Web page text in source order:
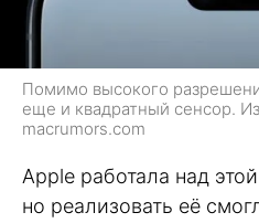
Помимо высокого
еще и квадратный сенсор.
macrumors.com
Apple работала над
но реализовать её